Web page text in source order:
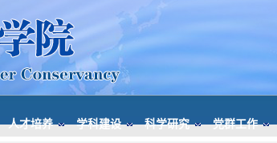
人才培养 学科建设 科学研究 党群工作